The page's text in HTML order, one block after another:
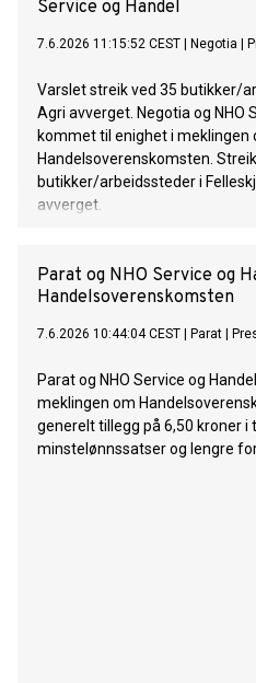
Service og Handel
7.6.2026 11:15:52 CEST Negotia
Varslet streik ved 35 butikker/
Agri avverget. Negotia og NHO
kommet til enighet i meklingen
Handelsoverenskomsten.
butikker/arbeidssteder i
avverget.
Parat og NHO Service og
Handelsoverenskomsten
7.6.2026 10:44:04 CEST Parat
Parat og NHO Service og
meklingen om
generelt tillegg på 6,50 kroner i
minstelønnssatser og lengre